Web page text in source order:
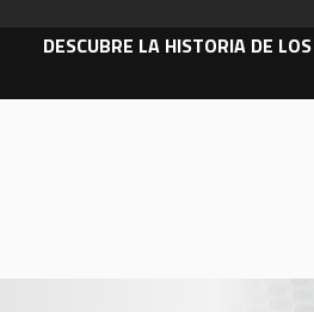
DESCUBRE LA HISTORIA DE